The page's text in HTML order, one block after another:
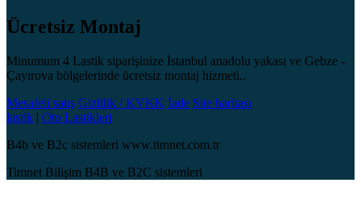
Ücretsiz Montaj
Minumum 4 Lastik siparişinize İstanbul anadolu yakası ve Gebze -
Çayırova bölgelerinde ücretsiz montaj hizmeti..
Mesafeli satış Gizlilik / KVKK İade Site haritası
lastik | Oto Lastikleri
B4b ve B2c sistemleri www.timnet.com.tr
Timnet Bilişim B4B ve B2C sistemleri